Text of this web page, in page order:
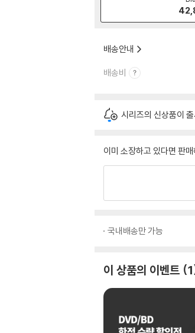
배송안내
배송비
시리즈의 신상품이
이미 소장하고 있다면 판
국내배송만 가능
이 상품의 이벤트 1